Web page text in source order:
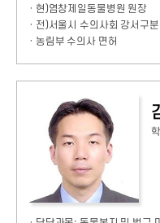
· 현)염창제일동물병원 원장
· 전)서울시 수의사회 강서구
· 농림부 수의사 면허